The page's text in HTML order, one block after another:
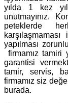
yılda 1 kez
unutmayınız.
peteklerde
yapılması
firmamız
garantisi
tamir, servis,
firmamız siz
burada.